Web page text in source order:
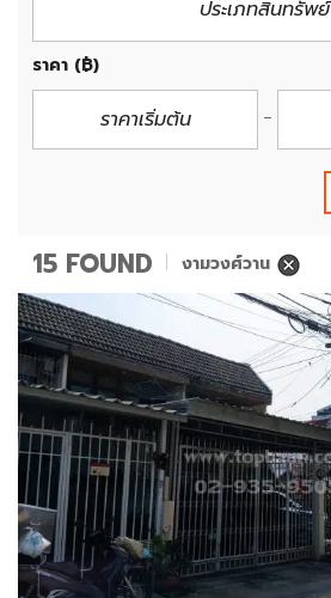
ประเภทสินทรัพย์
ราคา (฿)
15 FOUND งามวงศ์วาน